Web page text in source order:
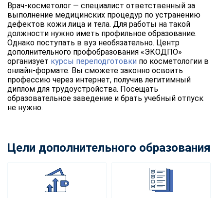
Врач-косметолог — специалист ответственный за
выполнение медицинских процедур по устранению
дефектов кожи лица и тела. Для работы на такой
должности нужно иметь профильное образование.
Однако поступать в вуз необязательно. Центр
дополнительного профобразования «ЭКОДПО»
организует курсы переподготовки по косметологии в
онлайн-формате. Вы сможете законно освоить
профессию через интернет, получив легитимный
диплом для трудоустройства. Посещать
образовательное заведение и брать учебный отпуск
не нужно.
Цели дополнительного образования